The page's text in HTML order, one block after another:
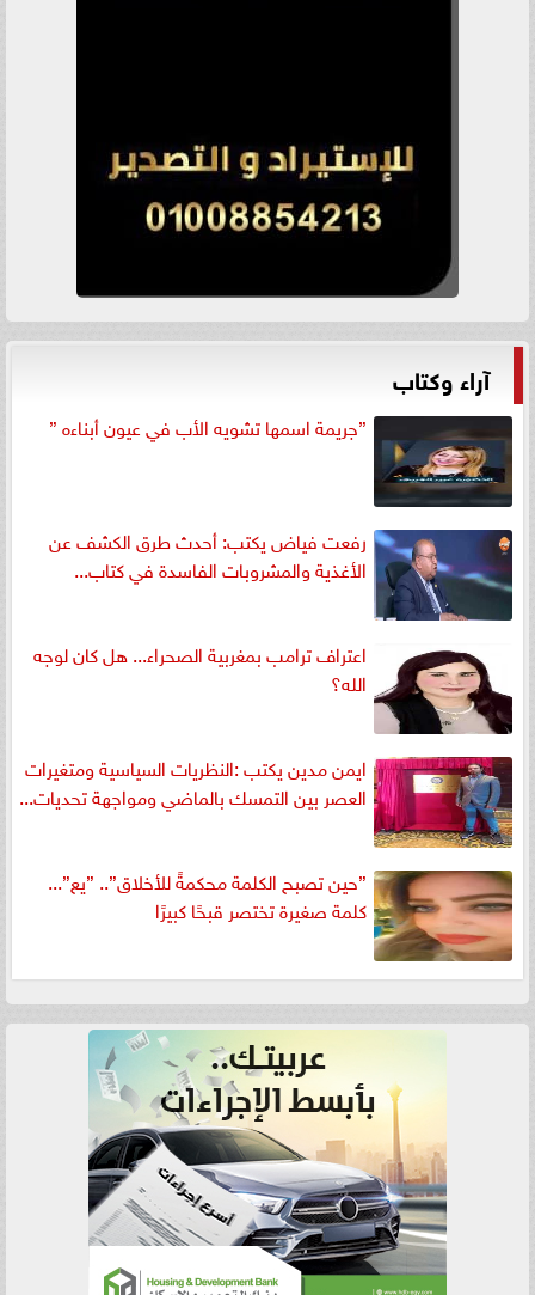
آراء وكتاب
”جريمة اسمها تشويه الأب في عيون أبناءه ”
رفعت فياض يكتب: أحدث طرق الكشف عن
الأغذية والمشروبات الفاسدة في كتاب...
اعتراف ترامب بمغربية الصحراء... هل كان لوجه
الله؟
ايمن مدين يكتب :النظريات السياسية ومتغيرات
العصر بين التمسك بالماضي ومواجهة تحديات...
”حين تصبح الكلمة محكمةً للأخلاق”.. ”يع”...
كلمة صغيرة تختصر قبحًا كبيرًا